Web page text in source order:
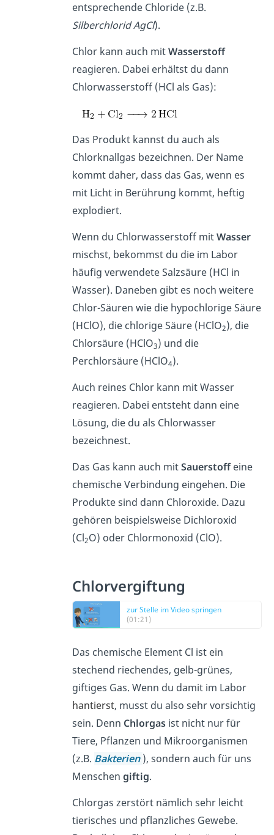
entsprechende Chloride (z.B.
Silberchlorid AgCl).
Chlor kann auch mitWasserstoff
reagieren. Dabei erhältst du dann
Chlorwasserstoff (HCl als Gas):
Das Produkt kannst du auch als
Chlorknallgas bezeichnen. Der Name
kommt daher, dass das Gas, wenn es
mit Licht in Berührung kommt, heftig
explodiert.
Wenn du Chlorwasserstoff mitWasser
mischst, bekommst du die im Labor
häufig verwendete Salzsäure (HCl in
Wasser). Daneben gibt es noch weitere
Chlor-Säuren wie die hypochlorige Säure
(HClO), die chlorige Säure (HClO2), die
Chlorsäure (HClO3) und die
Perchlorsäure (HClO4).
Auch reines Chlor kann mit Wasser
reagieren. Dabei entsteht dann eine
Lösung, die du als Chlorwasser
bezeichnest.
Das Gas kann auch mitSauerstoffeine
chemische Verbindung eingehen. Die
Produkte sind dann Chloroxide. Dazu
gehören beispielsweise Dichloroxid
(Cl2O) oder Chlormonoxid (ClO).
Chlorvergiftung
zur Stelle im Video springen
(01:21)
Das chemische Element Cl ist ein
stechend riechendes, gelb-grünes,
giftiges Gas. Wenn du damit im Labor
hantierst, musst du also sehr vorsichtig
sein. Denn Chlorgasist nicht nur für
Tiere, Pflanzen und Mikroorganismen
(z.B. Bakterien), sondern auch für uns
Menschen giftig.
Chlorgas zerstört nämlich sehr leicht
tierisches und pflanzliches Gewebe.